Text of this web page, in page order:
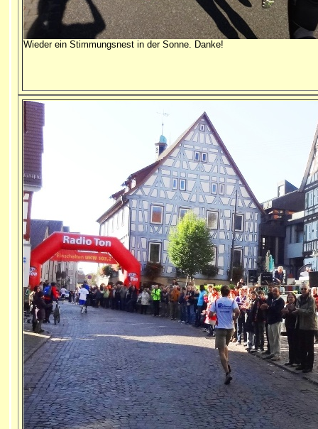
Wieder ein Stimmungsnest in der Sonne. Danke!